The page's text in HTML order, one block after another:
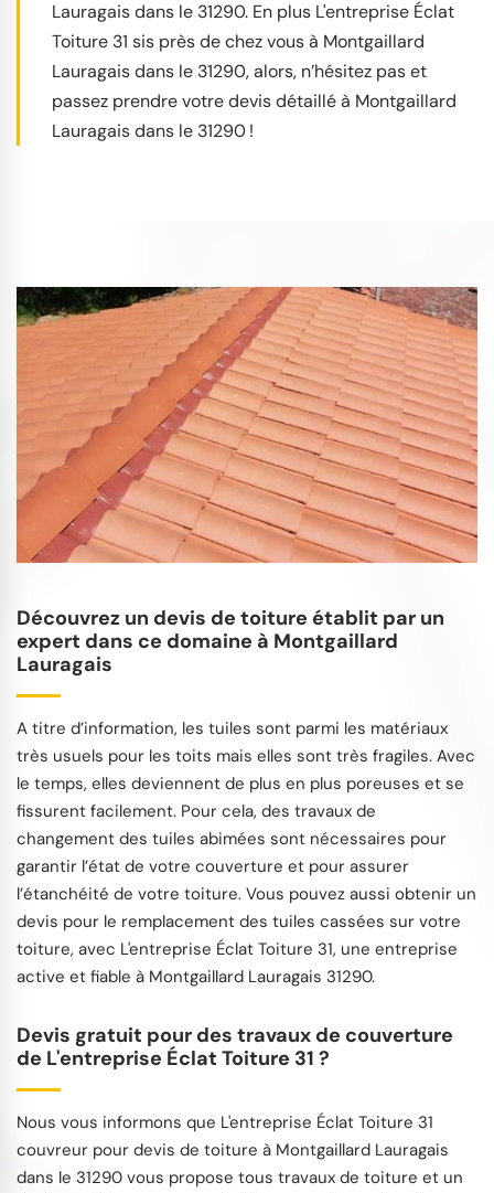
Lauragais dans le 31290. En plus L'entreprise Éclat
Toiture 31 sis près de chez vous à Montgaillard
Lauragais dans le 31290, alors, n’hésitez pas et
passez prendre votre devis détaillé à Montgaillard
Lauragais dans le 31290 !
Découvrez un devis de toiture établit par un
expert dans ce domaine à Montgaillard
Lauragais
A titre d’information, les tuiles sont parmi les matériaux
très usuels pour les toits mais elles sont très fragiles. Avec
le temps, elles deviennent de plus en plus poreuses et se
fissurent facilement. Pour cela, des travaux de
changement des tuiles abimées sont nécessaires pour
garantir l’état de votre couverture et pour assurer
l’étanchéité de votre toiture. Vous pouvez aussi obtenir un
devis pour le remplacement des tuiles cassées sur votre
toiture, avec L'entreprise Éclat Toiture 31, une entreprise
active et fiable à Montgaillard Lauragais 31290.
Devis gratuit pour des travaux de couverture
de L'entreprise Éclat Toiture 31 ?
Nous vous informons que L'entreprise Éclat Toiture 31
couvreur pour devis de toiture à Montgaillard Lauragais
dans le 31290 vous propose tous travaux de toiture et un